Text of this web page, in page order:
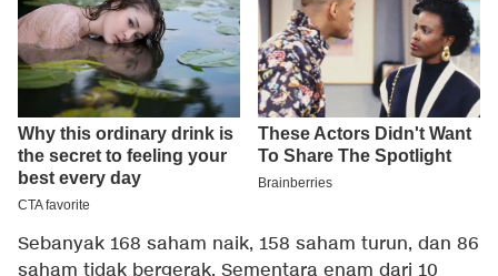
Sebanyak 168 saham naik, 158 saham turun, dan 86